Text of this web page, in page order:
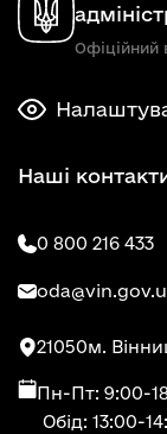
Офіційний
Наші
0 800 216 433
21050м.
Пн-Пт: 9:00-
Обід: 13:00-